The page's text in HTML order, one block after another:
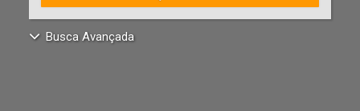
Busca Avançada